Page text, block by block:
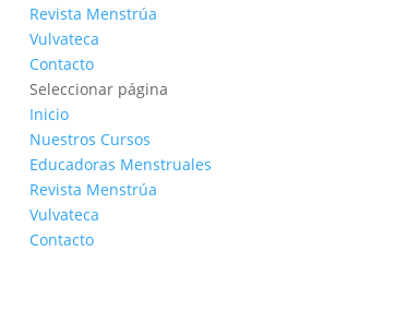
Revista Menstrúa
Vulvateca
Contacto
Seleccionar página
Inicio
Nuestros Cursos
Educadoras Menstruales
Revista Menstrúa
Vulvateca
Contacto